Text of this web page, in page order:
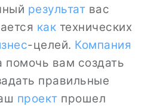
результат вас
как технических
-целей. Компания
помочь вам создать
правильные
проект прошел